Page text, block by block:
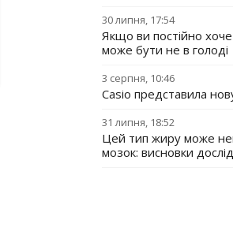
30 липня, 17:54
Якщо ви постійно
може бути не в голоді
3 серпня, 10:46
Casio представила
31 липня, 18:52
Цей тип жиру може
мозок: висновки